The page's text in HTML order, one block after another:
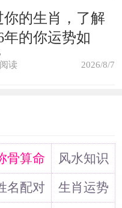
你的生肖，了解
年的你运势如
读 2026/8/7
骨算命
风水知识
名配对
生肖运势